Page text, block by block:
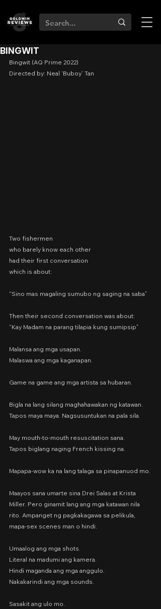
BINGWIT
Bingwit (AQ Prime 2022)
Directed by: Neal ‘Buboy’ Tan
Two fishermen
who barely know each other
had their first conversation
which is about:
“Sino mas magaling sumubo ng saging na saba”
Then their second conversation was about:
“Kay Madam na parang tilapia kung sumipsip”
Malansa ang mga usapan.
Malaswa ang mga kaganapan.
Game na game ang mga artista sa hubaran.
Bigla na lang silang maghahawakan ng katawan.
Tapos maya maya. Nagsusuntukan na pala sila.
May mouth-to-mouth resuscitation sana.
Tapos biglang naging French kissing na.
Mapapa-wow ka na lang talaga sa pinapanuod mo.
Maayos sana umarte sina Drei Salas at Krista
Miller. Pero ginamit lang ang mga katawan nila
rito. Ampanget ng pagkakagawa sa pelikula,
mapa-sex scenes man o hindi.
Umaalog ang mga shots.
Literal na madumi ang kamera.
Hindi maganda ang mga anggulo.
Nakakarindi ang mga sounds.
Sasakit ang ulo mo.